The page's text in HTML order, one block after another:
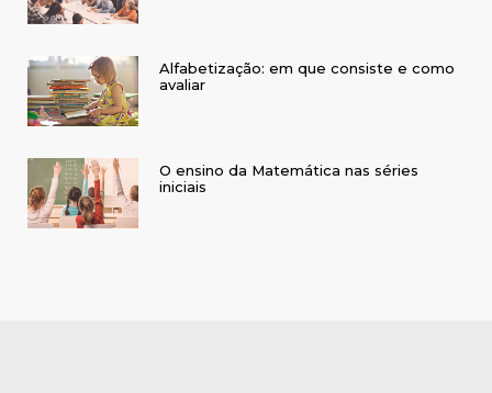
Alfabetização: em que consiste e como
avaliar
O ensino da Matemática nas séries
iniciais